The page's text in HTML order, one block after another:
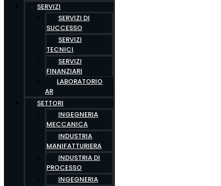
SERVIZI
SERVIZI DI
SUCCESSO
SERVIZI
TECNICI
SERVIZI
FINANZIARI
LABORATORIO
AR
SETTORI
INGEGNERIA
MECCANICA
INDUSTRIA
MANIFATTURIERA
INDUSTRIA DI
PROCESSO
INGEGNERIA